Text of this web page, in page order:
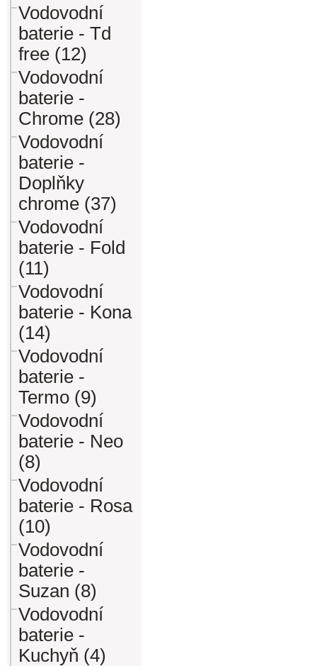
Vodovodní
baterie - Td
free (12)
Vodovodní
baterie -
Chrome (28)
Vodovodní
baterie -
Doplňky
chrome (37)
Vodovodní
baterie - Fold
(11)
Vodovodní
baterie - Kona
(14)
Vodovodní
baterie -
Termo (9)
Vodovodní
baterie - Neo
(8)
Vodovodní
baterie - Rosa
(10)
Vodovodní
baterie -
Suzan (8)
Vodovodní
baterie -
Kuchyň (4)